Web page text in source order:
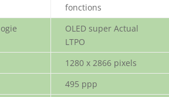
fonctions
OLED super Actual
LTPO
1280 x 2866 pixels
495 ppp